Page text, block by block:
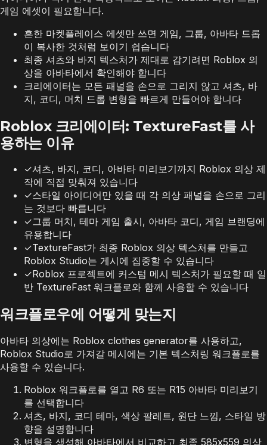
게임 에셋이 필요합니다.
흔한 마켓플레이스 에셋만 쓰면 게임, 그룹, 아바타 드롭
이 복사한 것처럼 보이기 쉽습니다
최종 셔츠와 바지 텍스처가 제대로 감기려면 Roblox 의
상을 아바타에서 확인해야 합니다
크리에이터는 모든 패널을 손으로 그리지 않고 셔츠, 바
지, 코디, 머치 드롭 변형을 빠르게 만들어야 합니다
Roblox 크리에이터: TextureFast를 사
용하는 이유
✓셔츠, 바지, 코디, 아바타 미리보기까지 Roblox 의상 제
작에 직접 맞춰져 있습니다
✓스타일 아이디어만 있을 때 각 의상 패널을 손으로 그리
는 것보다 빠릅니다
✓그룹 머치, 테마 게임 출시, 아바타 코디, 게임 브랜딩에
유용합니다
✓TextureFast가 최종 Roblox 의상 텍스처를 만들고
Roblox Studio는 게시에 집중할 수 있습니다
✓Roblox 프로젝트에 커스텀 메시 텍스처가 필요할 때 일
반 TextureFast 워크플로와 함께 사용할 수 있습니다
워크플로우에 어떻게 맞는지
아바타 의상에는 Roblox clothes generator를 사용하고,
Roblox Studio로 가져갈 메시에는 기본 텍스처링 워크플로를
사용할 수 있습니다.
Roblox 워크플로를 열고 R6 또는 R15 아바타 미리보기
를 선택합니다
셔츠, 바지, 코디 테마, 색상 팔레트, 원단 느낌, 스타일 방
향을 설명합니다
변형을 생성해 아바타에서 비교하고 최종 585x559 의상